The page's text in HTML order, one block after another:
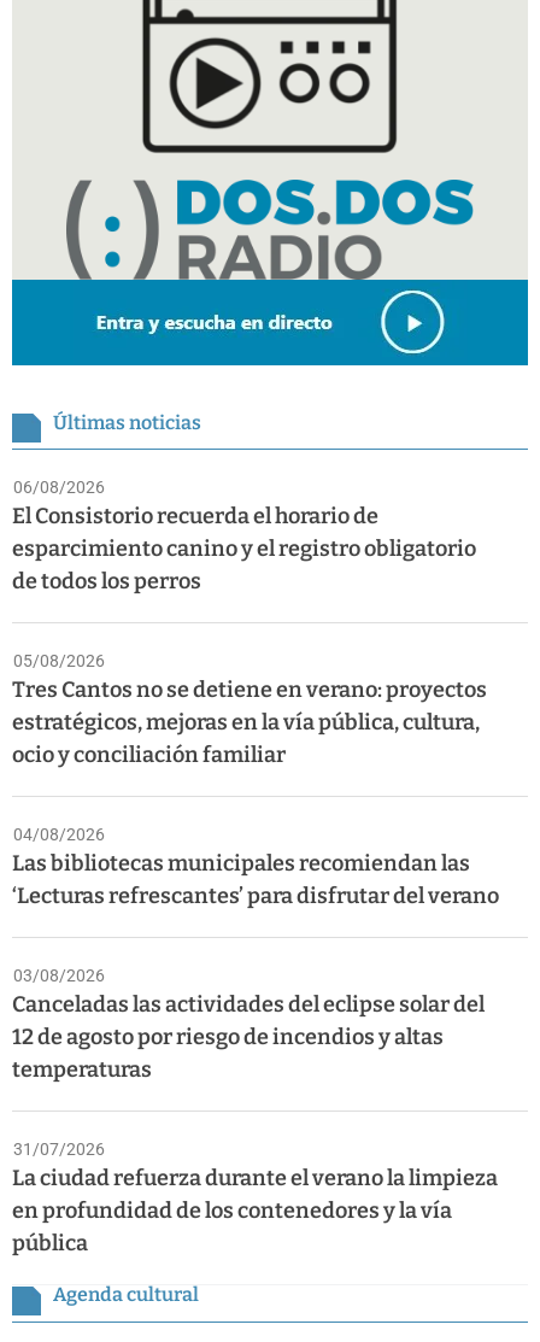
Últimas noticias
06/08/2026
El Consistorio recuerda el horario de
esparcimiento canino y el registro obligatorio
de todos los perros
05/08/2026
Tres Cantos no se detiene en verano: proyectos
estratégicos, mejoras en la vía pública, cultura,
ocio y conciliación familiar
04/08/2026
Las bibliotecas municipales recomiendan las
‘Lecturas refrescantes’ para disfrutar del verano
03/08/2026
Canceladas las actividades del eclipse solar del
12 de agosto por riesgo de incendios y altas
temperaturas
31/07/2026
La ciudad refuerza durante el verano la limpieza
en profundidad de los contenedores y la vía
pública
Agenda cultural